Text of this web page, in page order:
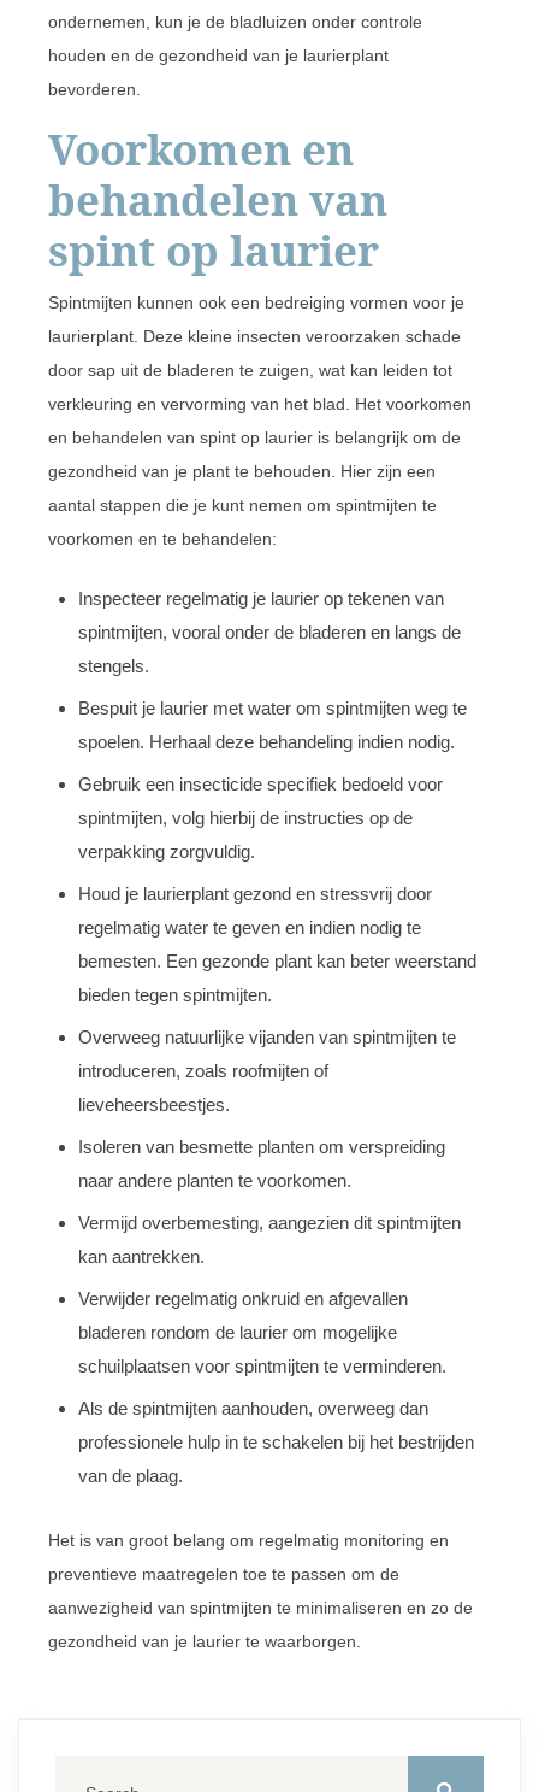
ondernemen, kun je de bladluizen onder controle
houden en de gezondheid van je laurierplant
bevorderen.
Voorkomen en
behandelen van
spint op laurier
Spintmijten kunnen ook een bedreiging vormen voor je
laurierplant. Deze kleine insecten veroorzaken schade
door sap uit de bladeren te zuigen, wat kan leiden tot
verkleuring en vervorming van het blad. Het voorkomen
en behandelen van spint op laurier is belangrijk om de
gezondheid van je plant te behouden. Hier zijn een
aantal stappen die je kunt nemen om spintmijten te
voorkomen en te behandelen:
Inspecteer regelmatig je laurier op tekenen van
spintmijten, vooral onder de bladeren en langs de
stengels.
Bespuit je laurier met water om spintmijten weg te
spoelen. Herhaal deze behandeling indien nodig.
Gebruik een insecticide specifiek bedoeld voor
spintmijten, volg hierbij de instructies op de
verpakking zorgvuldig.
Houd je laurierplant gezond en stressvrij door
regelmatig water te geven en indien nodig te
bemesten. Een gezonde plant kan beter weerstand
bieden tegen spintmijten.
Overweeg natuurlijke vijanden van spintmijten te
introduceren, zoals roofmijten of
lieveheersbeestjes.
Isoleren van besmette planten om verspreiding
naar andere planten te voorkomen.
Vermijd overbemesting, aangezien dit spintmijten
kan aantrekken.
Verwijder regelmatig onkruid en afgevallen
bladeren rondom de laurier om mogelijke
schuilplaatsen voor spintmijten te verminderen.
Als de spintmijten aanhouden, overweeg dan
professionele hulp in te schakelen bij het bestrijden
van de plaag.
Het is van groot belang om regelmatig monitoring en
preventieve maatregelen toe te passen om de
aanwezigheid van spintmijten te minimaliseren en zo de
gezondheid van je laurier te waarborgen.